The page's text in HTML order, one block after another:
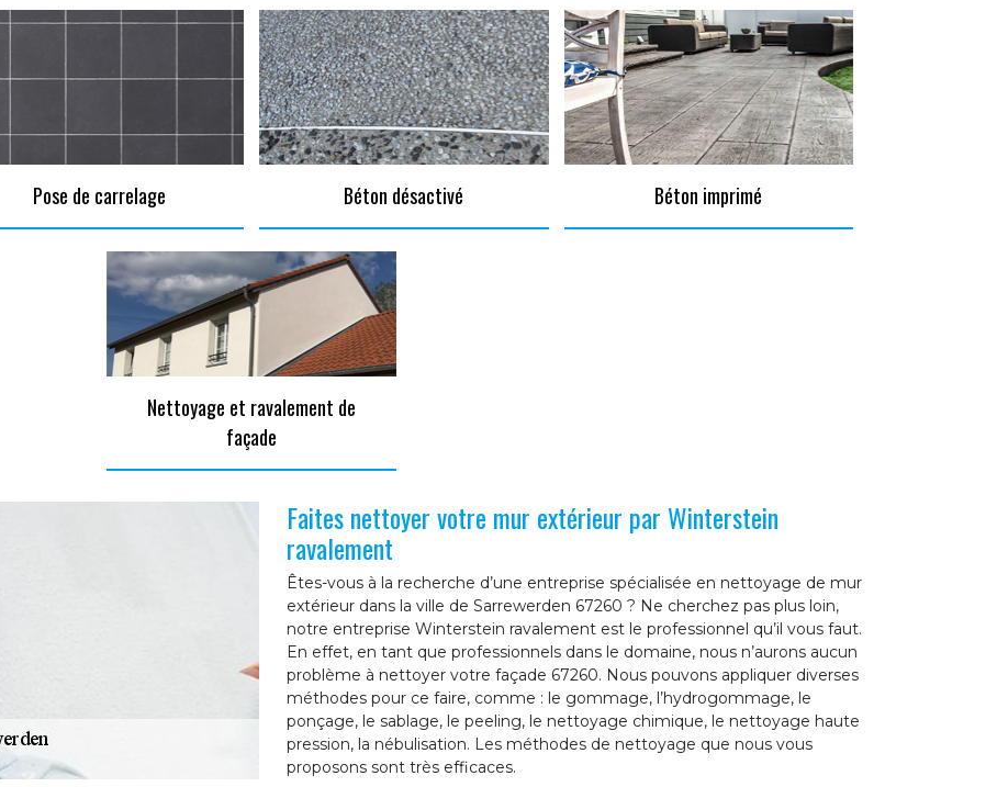
Pose de carrelage Béton désactivé Béton imprimé
Nettoyage et ravalement de
façade
Faites nettoyer votre mur extérieur par Winterstein
ravalement
Êtes-vous à la recherche d’une entreprise spécialisée en nettoyage de mur
extérieur dans la ville de Sarrewerden 67260 ? Ne cherchez pas plus loin,
notre entreprise Winterstein ravalement est le professionnel qu’il vous faut.
En effet, en tant que professionnels dans le domaine, nous n’aurons aucun
problème à nettoyer votre façade 67260. Nous pouvons appliquer diverses
méthodes pour ce faire, comme : le gommage, l’hydrogommage, le
ponçage, le sablage, le peeling, le nettoyage chimique, le nettoyage haute
pression, la nébulisation. Les méthodes de nettoyage que nous vous
proposons sont très efficaces.